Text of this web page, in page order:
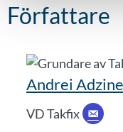
Författare
Andrei
VD Takfix